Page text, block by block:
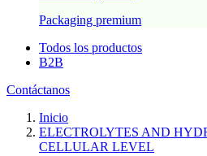
Packaging premium
Todos los productos
B2B
Contáctanos
Inicio
ELECTROLYTES AND
CELLULAR LEVEL